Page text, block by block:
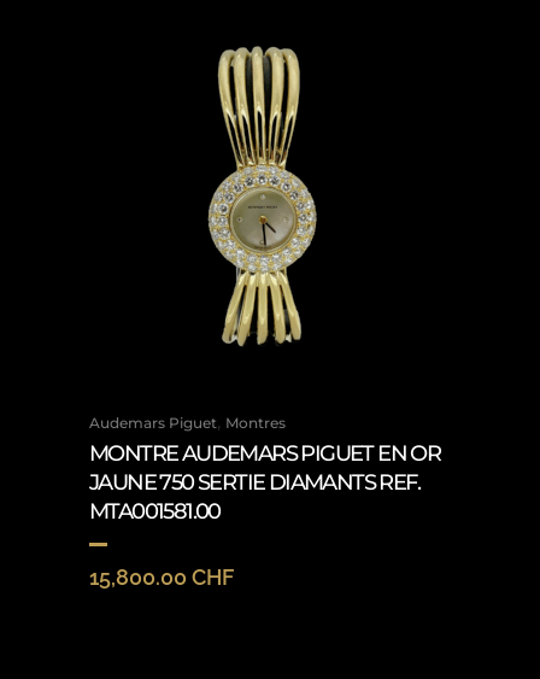
Audemars Piguet, Montres
MONTRE AUDEMARS PIGUET EN OR
JAUNE 750 SERTIE DIAMANTS REF.
MTA001581.00
15,800.00 CHF